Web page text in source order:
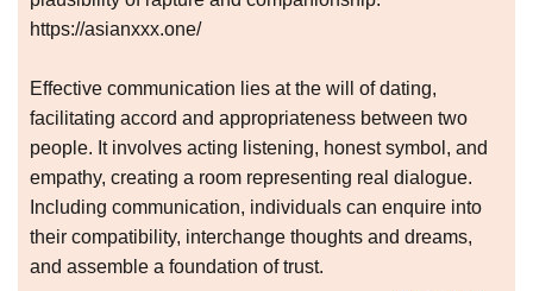
https://asianxxx.one/
Effective communication lies at the will of dating,
facilitating accord and appropriateness between two
people. It involves acting listening, honest symbol, and
empathy, creating a room representing real dialogue.
Including communication, individuals can enquire into
their compatibility, interchange thoughts and dreams,
and assemble a foundation of trust.